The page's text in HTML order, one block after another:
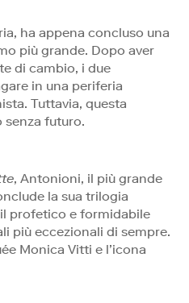
ha appena concluso una
più grande. Dopo aver
di cambio, i due
in una periferia
Tuttavia, questa
senza futuro.
, Antonioni, il più grande
la sua trilogia
profetico e formidabile
più eccezionali di sempre.
Monica Vitti e l’icona